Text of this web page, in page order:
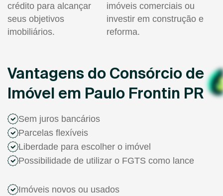
crédito para alcançar
seus objetivos
imobiliários.
imóveis comerciais ou
investir em construção e
reforma.
Vantagens do Consórcio de
Imóvel em Paulo Frontin PR
Sem juros bancários
Parcelas flexíveis
Liberdade para escolher o imóvel
Possibilidade de utilizar o FGTS como lance
Imóveis novos ou usados